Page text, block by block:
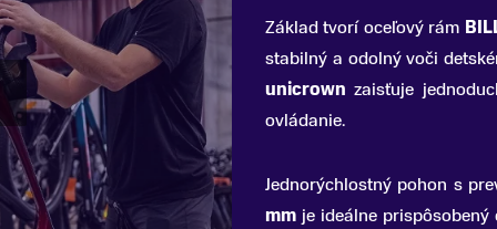
Základ tvorí oceľový rám
stabilný a odolný voči
unicrown zaisťuje
ovládanie.
Jednorýchlostný pohon s
mm je ideálne